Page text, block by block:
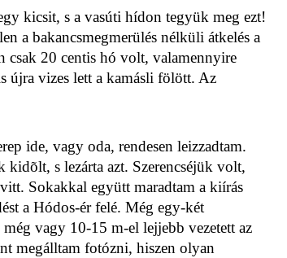
kicsit, s a vasúti hídon tegyük meg ezt!
a bakancsmegmerülés nélküli átkelés a
csak 20 centis hó volt, valamennyire
újra vizes lett a kamásli fölött. Az
ide, vagy oda, rendesen leizzadtam.
kidõlt, s lezárta azt. Szerencséjük volt,
Sokakkal együtt maradtam a kiírás
a Hódos-ér felé. Még egy-két
vagy 10-15 m-el lejjebb vezetett az
megálltam fotózni, hiszen olyan